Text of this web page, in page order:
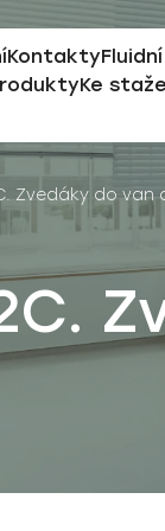
Ke
Kontakty
Zvedáky do van